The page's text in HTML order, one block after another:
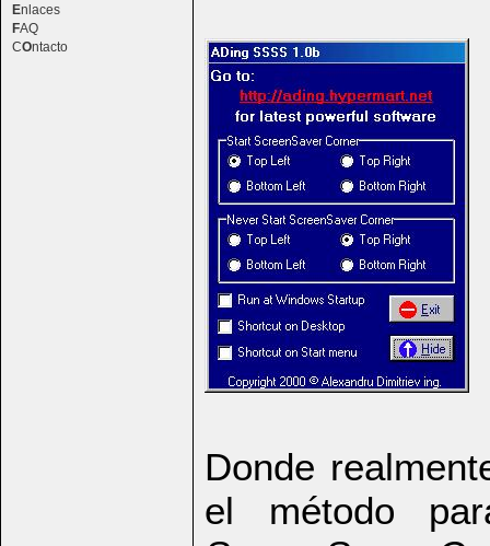
Enlaces
FAQ
COntacto
Donde
el método